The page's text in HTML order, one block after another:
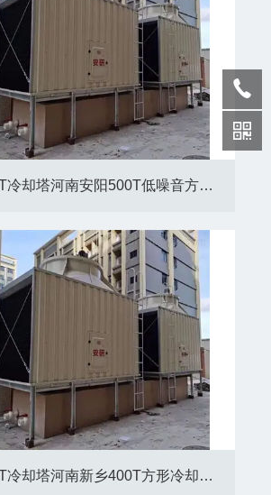
500T冷却塔河南安阳500T低噪音方形冷却塔厂家
400T冷却塔河南新乡400T方形冷却塔厂家